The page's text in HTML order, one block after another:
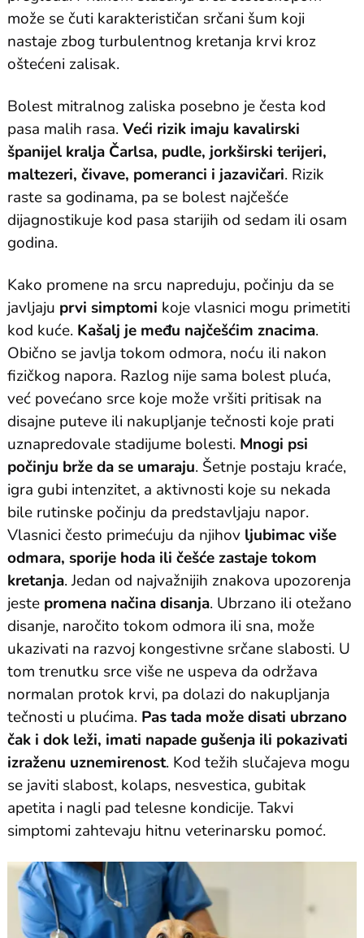
može se čuti karakterističan srčani šum koji
nastaje zbog turbulentnog kretanja krvi kroz
oštećeni zalisak.
Bolest mitralnog zaliska posebno je česta kod
pasa malih rasa.Veći rizik imaju kavalirski
španijel kralja Čarlsa, pudle, jorkširski terijeri,
maltezeri, čivave, pomeranci i jazavičari. Rizik
raste sa godinama, pa se bolest najčešće
dijagnostikuje kod pasa starijih od sedam ili osam
godina.
Kako promene na srcu napreduju, počinju da se
javljaju prvi simptomi koje vlasnici mogu primetiti
kod kuće. Kašalj je među najčešćim znacima.
Obično se javlja tokom odmora, noću ili nakon
fizičkog napora. Razlog nije sama bolest pluća,
već povećano srce koje može vršiti pritisak na
disajne puteve ili nakupljanje tečnosti koje prati
uznapredovale stadijume bolesti. Mnogi psi
počinju brže da se umaraju. Šetnje postaju kraće,
igra gubi intenzitet, a aktivnosti koje su nekada
bile rutinske počinju da predstavljaju napor.
Vlasnici često primećuju da njihov ljubimac više
odmara, sporije hoda ili češće zastaje tokom
kretanja. Jedan od najvažnijih znakova upozorenja
jeste promena načina disanja. Ubrzano ili otežano
disanje, naročito tokom odmora ili sna, može
ukazivati na razvoj kongestivne srčane slabosti. U
tom trenutku srce više ne uspeva da održava
normalan protok krvi, pa dolazi do nakupljanja
tečnosti u plućima. Pas tada može disati ubrzano
čak i dok leži, imati napade gušenja ili pokazivati
izraženu uznemirenost. Kod težih slučajeva mogu
se javiti slabost, kolaps, nesvestica, gubitak
apetita i nagli pad telesne kondicije. Takvi
simptomi zahtevaju hitnu veterinarsku pomoć.